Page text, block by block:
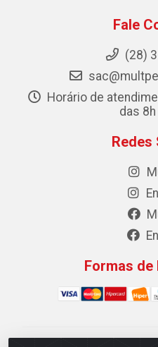
Fale
(28)
Horário de
das
Redes
Formas de